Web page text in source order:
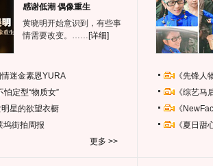
感谢低潮 偶像重生
黄晓明开始意识到，有些事
情需要改变。…… [详细]
情迷金素恩YURA
定型“物质女”
星的欲望衣橱
坞街拍周报
更多 >>
《先锋
《综艺
《
《夏日